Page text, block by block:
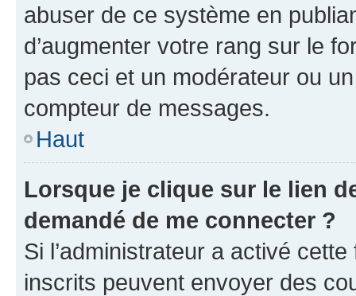
abuser de ce système en
d’augmenter votre rang sur le
pas ceci et un modérateur ou
compteur de messages.
Haut
Lorsque je clique sur le lien
demandé de me connecter ?
Si l’administrateur a activé
inscrits peuvent envoyer des